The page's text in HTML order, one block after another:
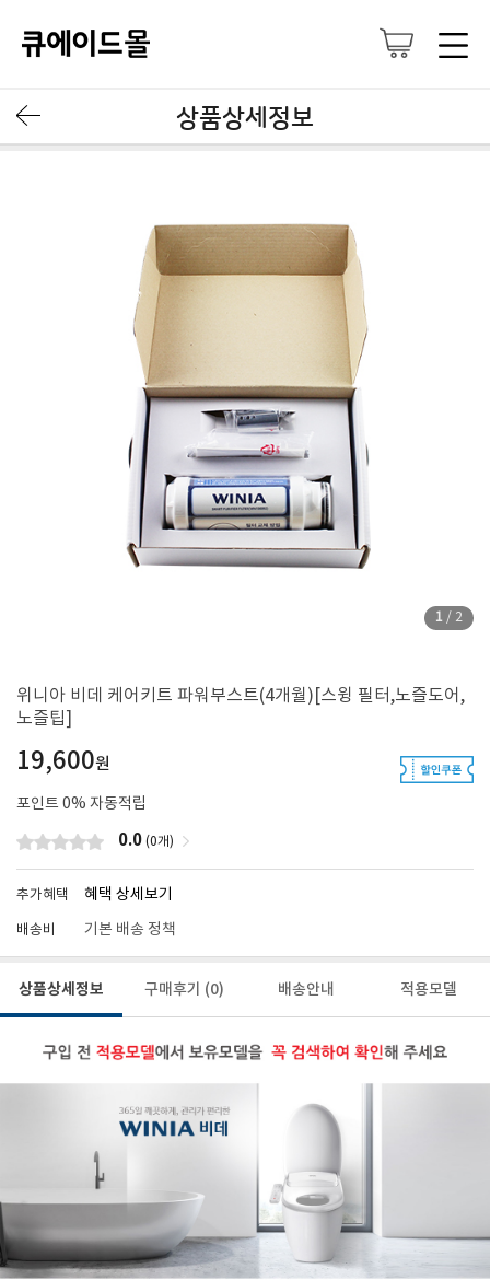
상품상세정보
1 / 2
위니아 비데 케어키트 파워부스트(4개월)[스윙 필터,노즐도어,
노즐팁]
19,600원
포인트 0% 자동적립
0.0 (0개)
추가혜택 혜택 상세보기
배송비 기본 배송 정책
상품상세정보 구매후기 (0) 배송안내 적용모델